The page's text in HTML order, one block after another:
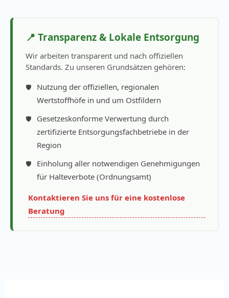
📍 Transparenz & Lokale Entsorgung
Wir arbeiten transparent und nach offiziellen
Standards. Zu unseren Grundsätzen gehören:
Nutzung der offiziellen, regionalen
Wertstoffhöfe in und um Ostfildern
Gesetzeskonforme Verwertung durch
zertifizierte Entsorgungsfachbetriebe in der
Region
Einholung aller notwendigen Genehmigungen
für Halteverbote (Ordnungsamt)
Kontaktieren Sie uns für eine kostenlose
Beratung